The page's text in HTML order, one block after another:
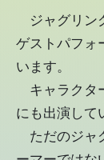
・富士山静
・くずはモ
・イオンモー
・ジャズド
他多数
ジャグリン
ゲストパフォ
います。
キャラクタ
にも出演して
ただのジャ